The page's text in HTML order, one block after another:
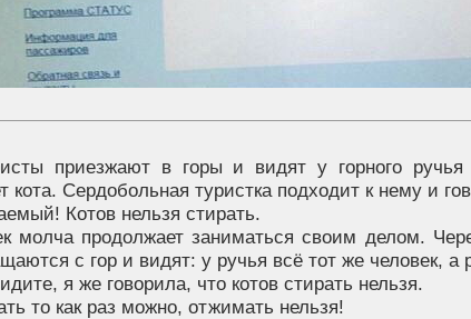
приезжают в горы и видят у горного
кота. Сердобольная туристка подходит к нему и
Котов нельзя стирать.
молча продолжает заниматься своим делом.
с гор и видят: у ручья всё тот же человек, а
я же говорила, что котов стирать нельзя.
то как раз можно, отжимать нельзя!